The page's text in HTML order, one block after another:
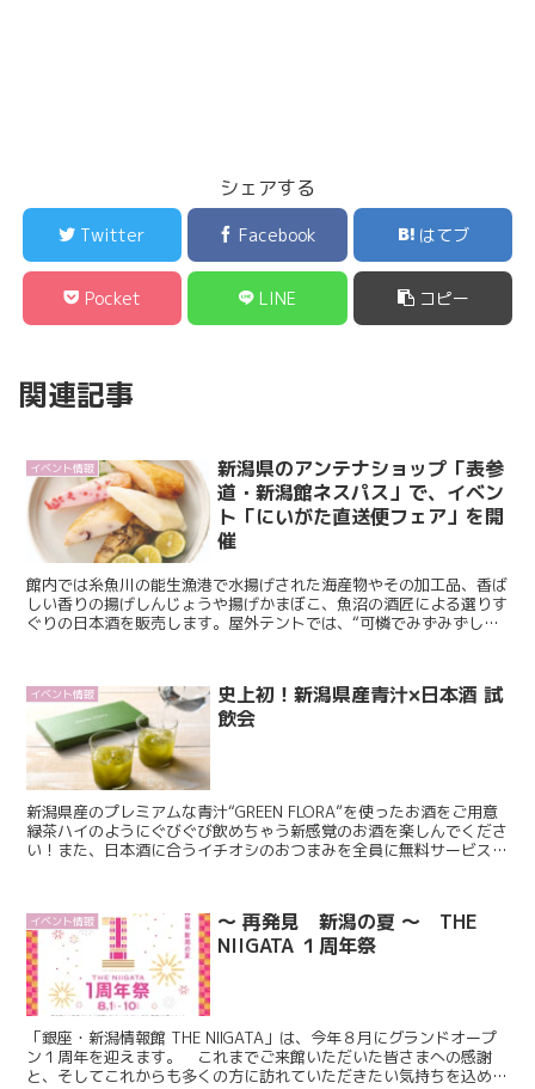
シェアする
Twitter Facebook はてブ
Pocket LINE コピー
関連記事
イベント情報
新潟県のアンテナショップ「表参
道・新潟館ネスパス」で、イベン
ト「にいがた直送便フェア」を開
催
館内では糸魚川の能生漁港で水揚げされた海産物やその加工品、香ば
しい香りの揚げしんじょうや揚げかまぼこ、魚沼の酒匠による選りす
ぐりの日本酒を販売します。屋外テントでは、“可憐でみずみずしい
イベント情報
史上初！新潟県産青汁×日本酒 試
飲会
新潟県産のプレミアムな青汁“GREEN FLORA”を使ったお酒をご用意
緑茶ハイのようにぐびぐび飲めちゃう新感覚のお酒を楽しんでくださ
い！また、日本酒に合うイチオシのおつまみを全員に無料サービス！
イベント情報
～ 再発見 新潟の夏 ～ THE
NIIGATA １周年祭
「銀座・新潟情報館 THE NIIGATA」は、今年８月にグランドオープ
ン１周年を迎えます。 これまでご来館いただいた皆さまへの感謝
と、そしてこれからも多くの方に訪れていただきたい気持ちを込め